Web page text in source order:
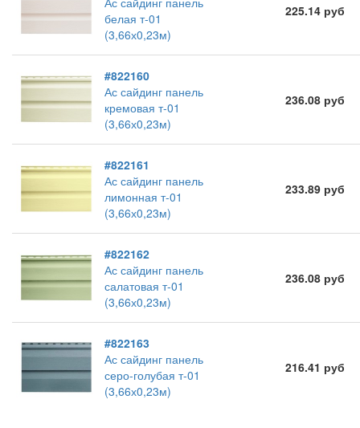
белая т-01
(3,66х0,23м)
225.14 руб
#822160
Ас сайдинг панель
кремовая т-01
(3,66х0,23м)
236.08 руб
#822161
Ас сайдинг панель
лимонная т-01
(3,66х0,23м)
233.89 руб
#822162
Ас сайдинг панель
салатовая т-01
(3,66х0,23м)
236.08 руб
#822163
Ас сайдинг панель
серо-голубая т-01
(3,66х0,23м)
216.41 руб